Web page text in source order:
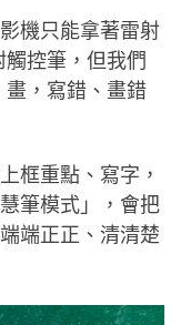
機只能拿著雷射
控筆，但我們
，寫錯、畫錯
框重點、寫字，
筆模式」，會把
端正正、清清楚